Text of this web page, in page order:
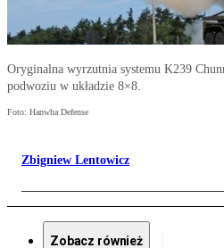
Oryginalna wyrzutnia systemu K239
podwoziu w układzie 8×8.
Foto: Hanwha Defense
Zbigniew Lentowicz
Zobacz również